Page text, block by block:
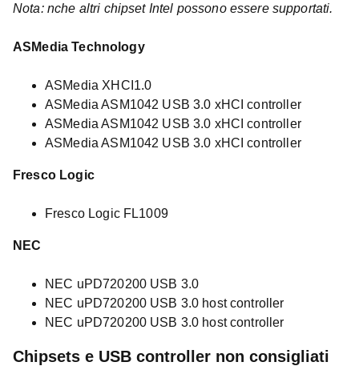
Nota: nche altri chipset Intel possono essere supportati.
ASMedia Technology
ASMedia XHCI1.0
ASMedia ASM1042 USB 3.0 xHCI controller
ASMedia ASM1042 USB 3.0 xHCI controller
ASMedia ASM1042 USB 3.0 xHCI controller
Fresco Logic
Fresco Logic FL1009
NEC
NEC uPD720200 USB 3.0
NEC uPD720200 USB 3.0 host controller
NEC uPD720200 USB 3.0 host controller
Chipsets e USB controller non consigliati